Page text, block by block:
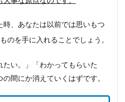
時、あなたは以前では思いもつ
のを手に入れることでしょう。
たい。」「わかってもらいた
間にか消えていくはずです。